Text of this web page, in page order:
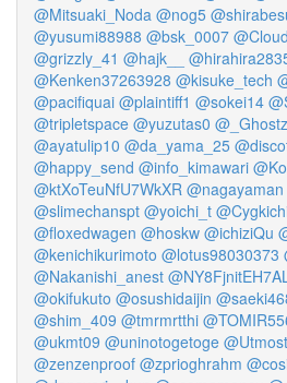
@Mitsuaki_Noda @nog5
@yusumi88988 @bsk_0007
@grizzly_41 @hajk__
@Kenken37263928 @kisuke_tech
@pacifiquai @plaintiff1 @sokei14
@tripletspace @yuzutas0
@ayatulip10 @da_yama_25
@happy_send @info_kimawari
@ktXoTeuNfU7WkXR @nagayaman
@slimechanspt @yoichi_t
@floxedwagen @hoskw @ichiziQu
@kenichikurimoto @lotus98030373
@Nakanishi_anest
@okifukuto @osushidaijin
@shim_409 @tmrmrtthi
@ukmt09 @uninotogetoge
@zenzenproof @zprioghrahm